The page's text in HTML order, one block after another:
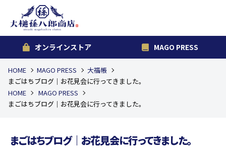
オンラインストア MAGO PRESS
HOME MAGO PRESS
大福帳
まごはちブログ｜お花見会に行ってきました。
HOME
MAGO PRESS
まごはちブログ｜お花見会に行ってきました。
まごはちブログ｜お花見会に行ってきました。